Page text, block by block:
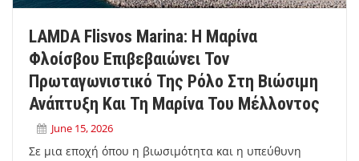
LAMDA Flisvos Marina: Η Μαρίνα
Φλοίσβου Επιβεβαιώνει Τον
Πρωταγωνιστικό Της Ρόλο Στη Βιώσιμη
Ανάπτυξη Και Τη Μαρίνα Του Μέλλοντος
June 15, 2026
Σε μια εποχή όπου η βιωσιμότητα και η υπεύθυνη